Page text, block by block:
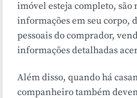
imóvel esteja completo, são
informações em seu corpo,
pessoais do comprador,
informações detalhadas
Além disso, quando há
companheiro também